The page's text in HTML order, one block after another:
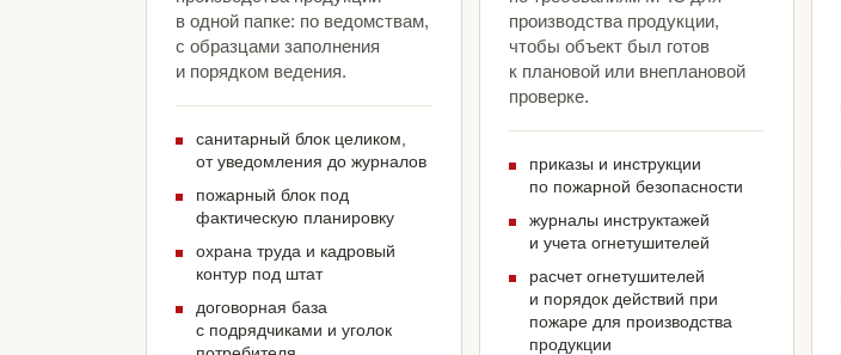
в одной папке: по ведомствам,
с образцами заполнения
и порядком ведения.
санитарный блок целиком,
от уведомления до журналов
пожарный блок под
фактическую планировку
охрана труда и кадровый
контур под штат
договорная база
с подрядчиками и уголок
производства продукции,
чтобы объект был готов
к плановой или внеплановой
проверке.
приказы и инструкции
по пожарной безопасности
журналы инструктажей
и учета огнетушителей
расчет огнетушителей
и порядок действий при
пожаре для производства
продукции